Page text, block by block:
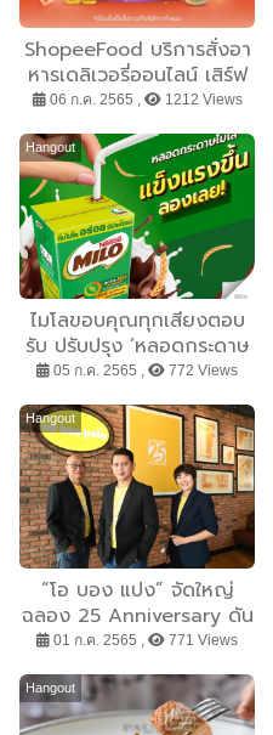
ShopeeFood บริการสั่งอา
หารเดลิเวอรี่ออนไลน์ เสิร์ฟ
ความอิ่มคุ้มยืน 1 ให้คุณสั่ง
สบาย ครบจบที่แอปช้อปปี้
06 ก.ค. 2565 , 1212 Views
Hangout
ไมโลขอบคุณทุกเสียงตอบ
รับ ปรับปรุง ‘หลอดกระดาษ
ใหม่’ แข็งแรงกว่าที่เคย ภาย
เพื่อโลกของเรา’
05 ก.ค. 2565 , 772 Views
Hangout
“โอ บอง แปง” จัดใหญ่
ฉลอง 25 Anniversary ดัน
กลยุทธ์แจกโชคดี เสริมดวง
เสริมลาภ เอาใจสายมู ตั้งเป้า
เดินหน้าปั้นแบรนด์ผู้นำเบเก
อรี่และคาเฟ่
01 ก.ค. 2565 , 771 Views
Hangout